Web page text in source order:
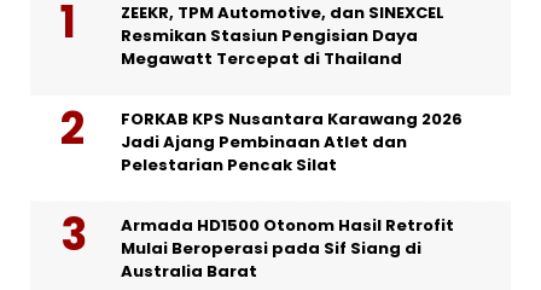
ZEEKR, TPM Automotive, dan SINEXCEL
Resmikan Stasiun Pengisian Daya
Megawatt Tercepat di Thailand
FORKAB KPS Nusantara Karawang 2026
Jadi Ajang Pembinaan Atlet dan
Pelestarian Pencak Silat
Armada HD1500 Otonom Hasil Retrofit
Mulai Beroperasi pada Sif Siang di
Australia Barat